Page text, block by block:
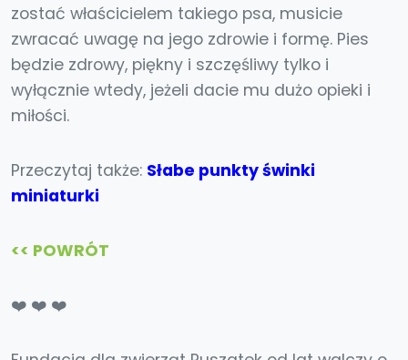
zostać właścicielem takiego psa, musicie
zwracać uwagę na jego zdrowie i formę. Pies
będzie zdrowy, piękny i szczęśliwy tylko i
wyłącznie wtedy, jeżeli dacie mu dużo opieki i
miłości.
Przeczytaj także: Słabe punkty świnki
miniaturki
<< POWRÓT
❤️ ❤️ ❤️